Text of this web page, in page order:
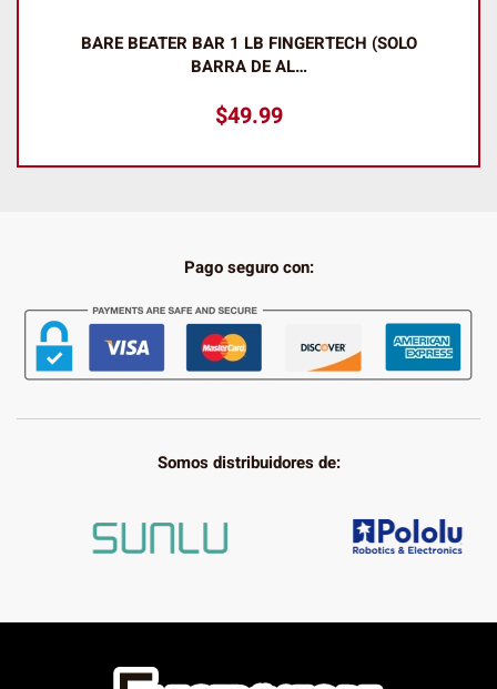
BARE BEATER BAR 1 LB FINGERTECH (SOLO
BARRA DE AL…
$49.99
Pago seguro con:
Somos distribuidores de: